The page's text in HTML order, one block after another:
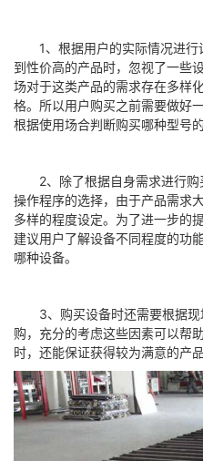
1、根据用户的实际情况进行
到性价高的产品时，忽视了一些
场对于这类产品的需求存在多样
格。所以用户购买之前需要做好
根据使用场合判断购买哪种型号的
2、除了根据自身需求进行购
操作程序的选择，由于产品需求
多样的程度设定。为了进一步的
建议用户了解设备不同程度的功
哪种设备。
3、购买设备时还需要根据现
购，充分的考虑这些因素可以帮
时，还能保证获得较为满意的产品